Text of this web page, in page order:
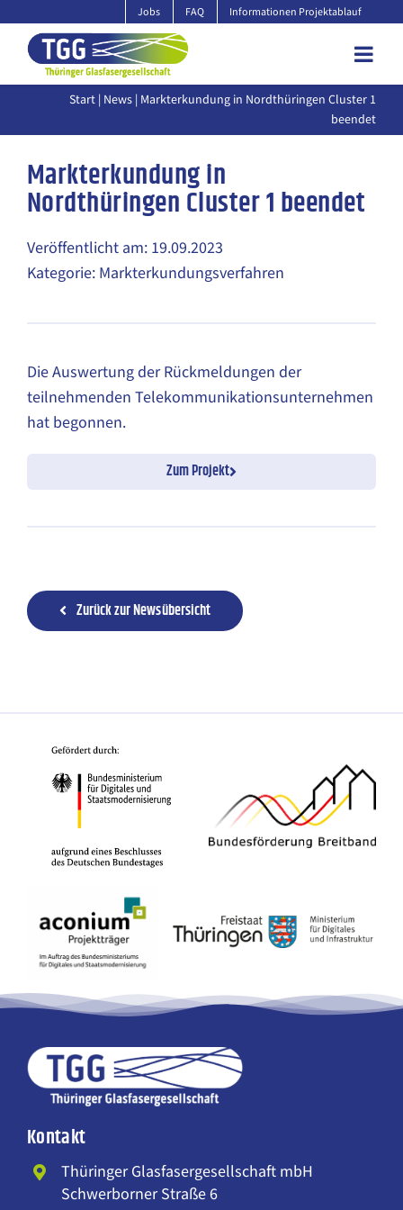
Inhalt
springen
Jobs FAQ Informationen Projektablauf
Start | News | Markterkundung in Nordthüringen Cluster 1
beendet
Markterkundung in
Nordthüringen Cluster 1 beendet
Veröffentlicht am: 19.09.2023
Kategorie: Markterkundungsverfahren
Die Auswertung der Rückmeldungen der
teilnehmenden Telekommunikationsunternehmen
hat begonnen.
Zum Projekt
Zurück zur Newsübersicht
Kontakt
Thüringer Glasfasergesellschaft mbH
Schwerborner Straße 6